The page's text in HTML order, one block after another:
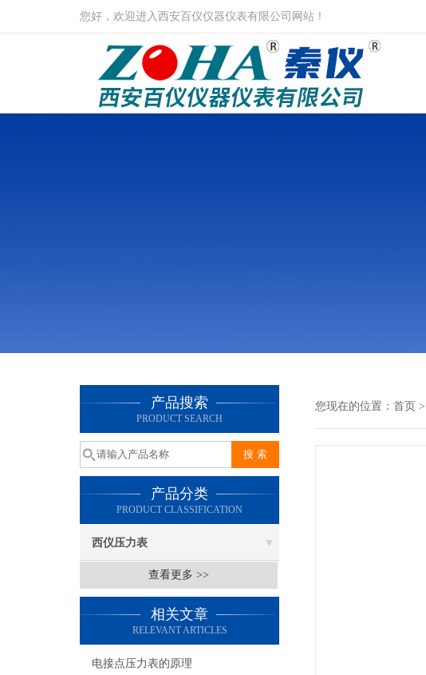
您好，欢迎进入西安百仪仪器仪表有限公司网站！
产品搜索
PRODUCT SEARCH
产品分类
PRODUCT CLASSIFICATION
西仪压力表
查看更多 >>
相关文章
RELEVANT ARTICLES
电接点压力表的原理
您现在的位置： 首页 >